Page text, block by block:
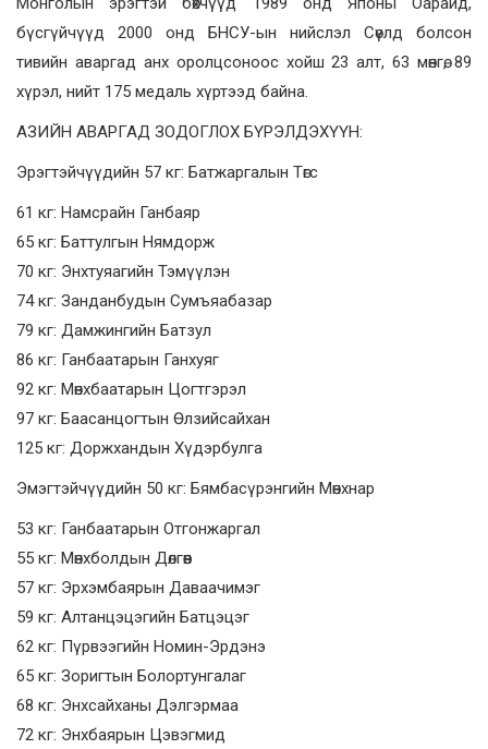
бүсгүйчүүд 2000 онд БНСУ-ын нийслэл Сөүлд болсон
тивийн аваргад анх оролцсоноос хойш 23 алт, 63 мөнгө, 89
хүрэл, нийт 175 медаль хүртээд байна.
АЗИЙН АВАРГАД ЗОДОГЛОХ БҮРЭЛДЭХҮҮН:
Эрэгтэйчүүдийн 57 кг: Батжаргалын Төгс
61 кг: Намсрайн Ганбаяр
65 кг: Баттулгын Нямдорж
70 кг: Энхтуяагийн Тэмүүлэн
74 кг: Занданбудын Сумъяабазар
79 кг: Дамжингийн Батзул
86 кг: Ганбаатарын Ганхуяг
92 кг: Мөнхбаатарын Цогтгэрэл
97 кг: Баасанцогтын Өлзийсайхан
125 кг: Доржхандын Хүдэрбулга
Эмэгтэйчүүдийн 50 кг: Бямбасүрэнгийн Мөнхнар
53 кг: Ганбаатарын Отгонжаргал
55 кг: Мөнхболдын Дөлгөөн
57 кг: Эрхэмбаярын Даваачимэг
59 кг: Алтанцэцэгийн Батцэцэг
62 кг: Пүрвээгийн Номин-Эрдэнэ
65 кг: Зоригтын Болортунгалаг
68 кг: Энхсайханы Дэлгэрмаа
72 кг: Энхбаярын Цэвэгмид